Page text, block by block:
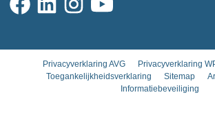
Privacyverklaring AVG Privacyverklaring
Toegankelijkheidsverklaring
Sitemap
Informatiebeveiliging